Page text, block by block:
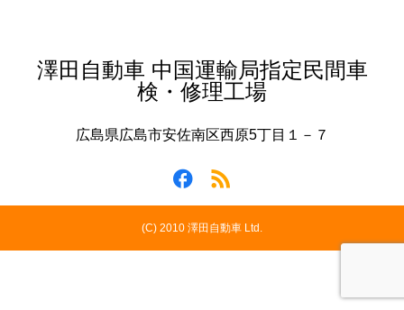
澤田自動車 中国運輸局指定民間車
検・修理工場
広島県広島市安佐南区西原5丁目１－７
(C) 2010 澤田自動車 Ltd.